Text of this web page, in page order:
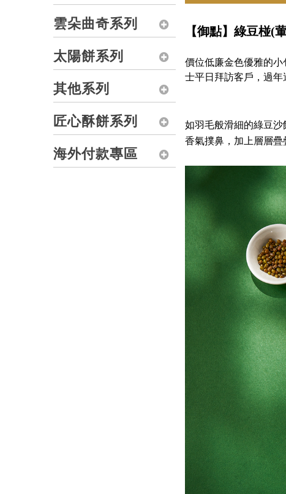
雲朵曲奇系列
太陽餅系列
其他系列
匠心酥餅系列
海外付款專區
【御點】綠豆椪(
價位低廉金色優雅的
士平日拜訪客戶，過年
如羽毛般滑細的綠豆
香氣撲鼻，加上層層